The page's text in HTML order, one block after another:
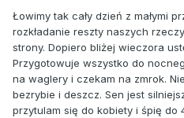
Łowimy tak cały dzień z małymi
rozkładanie reszty naszych
strony. Dopiero bliżej wieczora
Przygotowuje wszystko do
na waglery i czekam na zmrok.
bezrybie i deszcz. Sen jest
przytulam się do kobiety i śpię do